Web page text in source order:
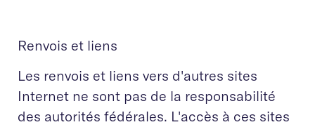
Renvois et liens
Les renvois et liens vers d'autres sites
Internet ne sont pas de la responsabilité
des autorités fédérales. L'accès à ces sites